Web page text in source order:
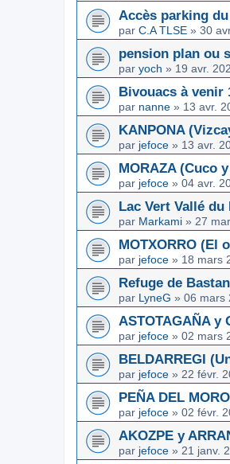
Accès parking
par C.A TLSE » 30
pension plan ou
par yoch » 19 avr.
Bivouacs à venir
par nanne » 13 avr.
KANPONA
par jefoce » 13 avr.
MORAZA (Cuco
par jefoce » 04 avr.
Lac Vert Vallé du
par Markami » 27
MOTXORRO (El
par jefoce » 18 mars
Refuge de Bastan
par LyneG » 06 mars
ASTOTAGAÑA y
par jefoce » 02 mars
BELDARREGI
par jefoce » 22 févr.
PEÑA DEL
par jefoce » 02 févr.
AKOZPE y
par jefoce » 21 janv.